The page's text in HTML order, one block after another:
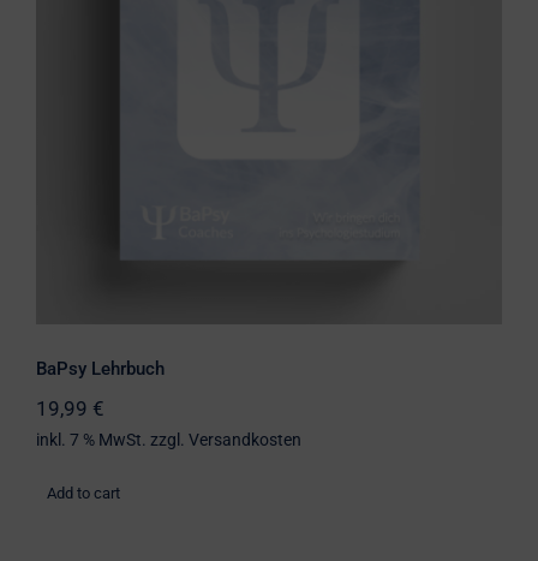
BaPsy Lehrbuch
19,99 €
inkl. 7 % MwSt. zzgl. Versandkosten
Add to cart